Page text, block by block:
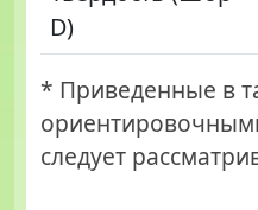
D)
* Приведенные в
следует